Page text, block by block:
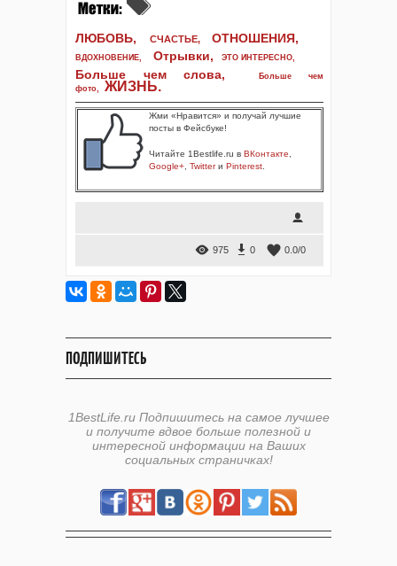
ЛЮБОВЬ, СЧАСТЬЕ, ОТНОШЕНИЯ,
ВДОХНОВЕНИЕ, Отрывки, ЭТО ИНТЕРЕСНО,
Больше чем слова,
Больше чем
фото, ЖИЗНЬ.
Жми «Нравится» и получай лучшие
посты в Фейсбуке!
Читайте 1Bestlife.ru в ВКонтакте
Google+ Twitterи Pinterest
975 0 0.0/0
ПОДПИШИТЕСЬ
1BestLife.ru Подпишитесь на самое лучшее
и получите вдвое больше полезной и
интересной информации на Ваших
социальных страничках!